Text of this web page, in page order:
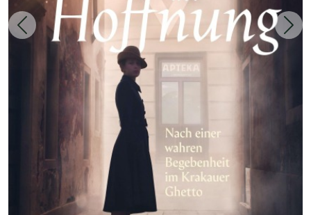
Zurück